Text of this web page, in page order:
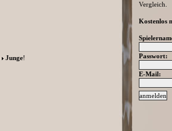
Vergleich.
Kostenlos
Passwort:
E-Mail:
Junge!